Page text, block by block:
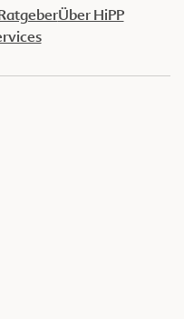
Über HiPP